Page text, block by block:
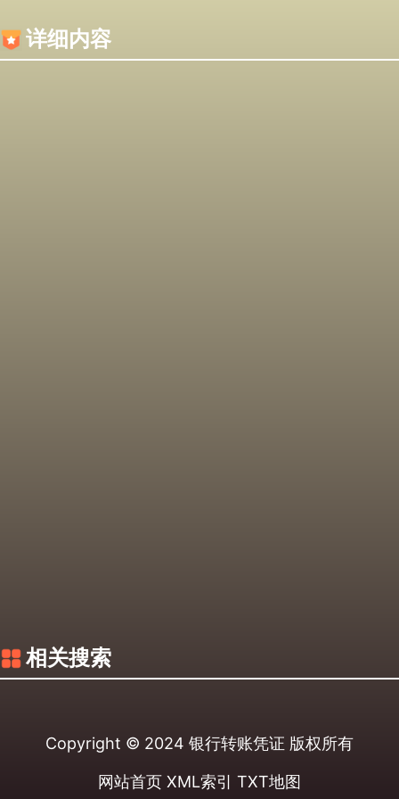
详细内容
相关搜索
Copyright © 2024 银行转账凭证 版权所有
网站首页 XML索引 TXT地图